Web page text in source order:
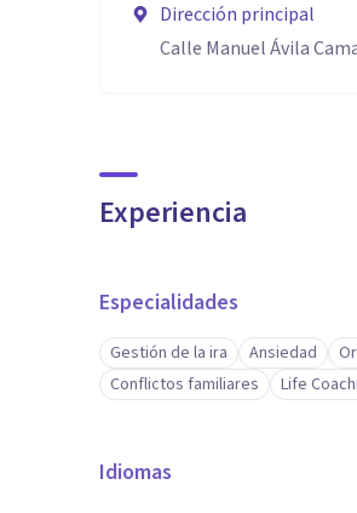
Dirección principal
Calle Manuel Ávila
Experiencia
Especialidades
Gestión de la ira Ansiedad
Conflictos familiares
Life
Idiomas